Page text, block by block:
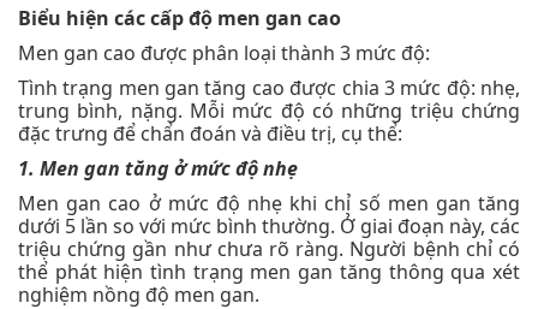
Biểu hiện các cấp độ men gan cao
Men gan cao được phân loại thành 3 mức độ:
Tình trạng men gan tăng cao được chia 3 mức độ: nhẹ,
trung bình, nặng. Mỗi mức độ có những triệu chứng
đặc trưng để chẩn đoán và điều trị, cụ thể:
1. Men gan tăng ở mức độ nhẹ
Men gan cao ở mức độ nhẹ khi chỉ số men gan tăng
dưới 5 lần so với mức bình thường. Ở giai đoạn này, các
triệu chứng gần như chưa rõ ràng. Người bệnh chỉ có
thể phát hiện tình trạng men gan tăng thông qua xét
nghiệm nồng độ men gan.